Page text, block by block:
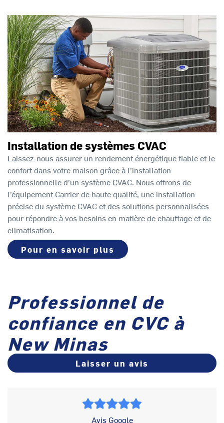
Installation de systèmes CVAC
Laissez-nous assurer un rendement énergétique fiable et le
confort dans votre maison grâce à l’installation
professionnelle d’un système CVAC. Nous offrons de
l’équipement Carrier de haute qualité, une installation
précise du système CVAC et des solutions personnalisées
pour répondre à vos besoins en matière de chauffage et de
climatisation.
Pour en savoir plus
Professionnel de
confiance en CVC à
New Minas
Laisser un avis
Avis Google